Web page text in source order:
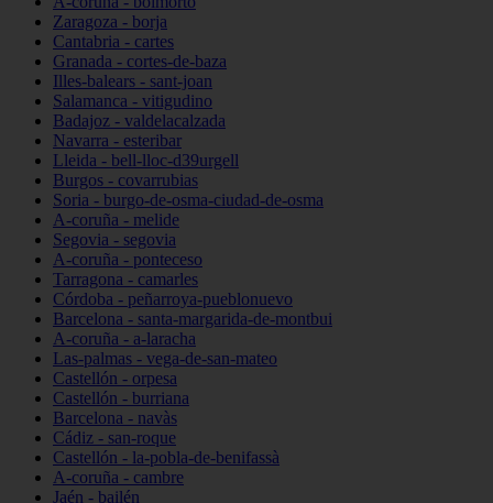
Zaragoza - borja
Cantabria - cartes
Granada - cortes-de-baza
Illes-balears - sant-joan
Salamanca - vitigudino
Badajoz - valdelacalzada
Navarra - esteribar
Lleida - bell-lloc-d39urgell
Burgos - covarrubias
Soria - burgo-de-osma-ciudad-de-osma
A-coruña - melide
Segovia - segovia
A-coruña - ponteceso
Tarragona - camarles
Córdoba - peñarroya-pueblonuevo
Barcelona - santa-margarida-de-montbui
A-coruña - a-laracha
Las-palmas - vega-de-san-mateo
Castellón - orpesa
Castellón - burriana
Barcelona - navàs
Cádiz - san-roque
Castellón - la-pobla-de-benifassà
A-coruña - cambre
Jaén - bailén